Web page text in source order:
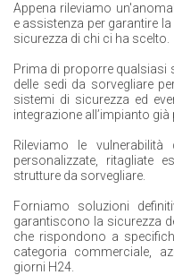
Appena rileviamo
e assistenza per garantire
sicurezza di chi ci ha scelto.
Prima di proporre qualsiasi
delle sedi da sorvegliare
sistemi di sicurezza ed
integrazione all’impianto già
Rileviamo le
personalizzate, ritagliate
strutture da sorvegliare.
Forniamo soluzioni
garantiscono la sicurezza
che rispondono a
categoria commerciale,
giorni H24.